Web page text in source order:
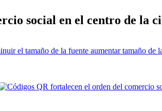
social en el centro de la
aumentar tamaño de